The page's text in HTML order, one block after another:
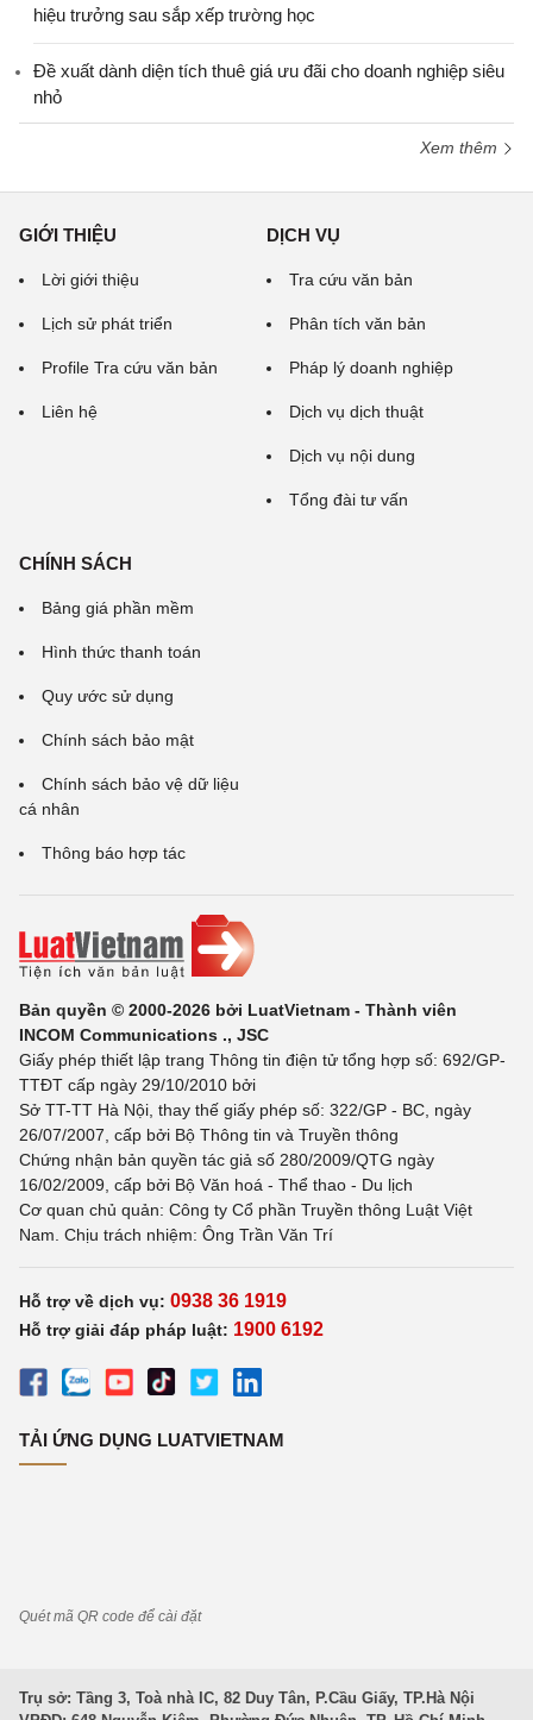
hiệu trưởng sau sắp xếp trường học
Đề xuất dành diện tích thuê giá ưu đãi cho doanh nghiệp siêu
nhỏ
Xem thêm
GIỚI THIỆU
Lời giới thiệu
Lịch sử phát triển
Profile Tra cứu văn bản
Liên hệ
DỊCH VỤ
Tra cứu văn bản
Phân tích văn bản
Pháp lý doanh nghiệp
Dịch vụ dịch thuật
Dịch vụ nội dung
Tổng đài tư vấn
CHÍNH SÁCH
Bảng giá phần mềm
Hình thức thanh toán
Quy ước sử dụng
Chính sách bảo mật
Chính sách bảo vệ dữ liệu
cá nhân
Thông báo hợp tác
Bản quyền © 2000-2026 bởi LuatVietnam - Thành viên
INCOM Communications ., JSC
Giấy phép thiết lập trang Thông tin điện tử tổng hợp số: 692/GP-
TTĐT cấp ngày 29/10/2010 bởi
Sở TT-TT Hà Nội, thay thế giấy phép số: 322/GP - BC, ngày
26/07/2007, cấp bởi Bộ Thông tin và Truyền thông
Chứng nhận bản quyền tác giả số 280/2009/QTG ngày
16/02/2009, cấp bởi Bộ Văn hoá - Thể thao - Du lịch
Cơ quan chủ quản: Công ty Cổ phần Truyền thông Luật Việt
Nam. Chịu trách nhiệm: Ông Trần Văn Trí
Hỗ trợ về dịch vụ: 0938 36 1919
Hỗ trợ giải đáp pháp luật: 1900 6192
TẢI ỨNG DỤNG LUATVIETNAM
Quét mã QR code để cài đặt
Trụ sở: Tầng 3, Toà nhà IC, 82 Duy Tân, P.Cầu Giấy, TP.Hà Nội